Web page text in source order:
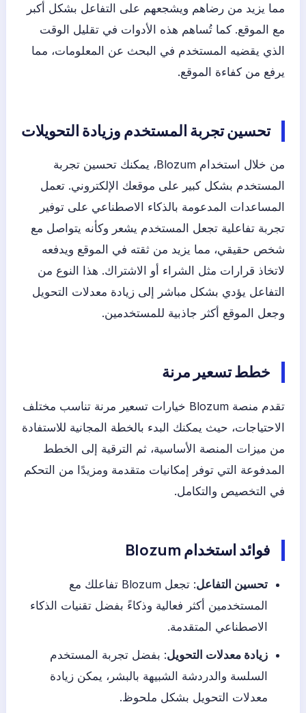
مما يزيد من رضاهم ويشجعهم على التفاعل بشكل أكبر
مع الموقع. كما تُساهم هذه الأدوات في تقليل الوقت
الذي يقضيه المستخدم في البحث عن المعلومات، مما
يرفع من كفاءة الموقع.
تحسين تجربة المستخدم وزيادة التحويلات
من خلال استخدام Blozum، يمكنك تحسين تجربة
المستخدم بشكل كبير على موقعك الإلكتروني. تعمل
المساعدات المدعومة بالذكاء الاصطناعي على توفير
تجربة تفاعلية تجعل المستخدم يشعر وكأنه يتواصل مع
شخص حقيقي، مما يزيد من ثقته في الموقع ويدفعه
لاتخاذ قرارات مثل الشراء أو الاشتراك. هذا النوع من
التفاعل يؤدي بشكل مباشر إلى زيادة معدلات التحويل
وجعل الموقع أكثر جاذبية للمستخدمين.
خطط تسعير مرنة
تقدم منصة Blozum خيارات تسعير مرنة تناسب مختلف
الاحتياجات، حيث يمكنك البدء بالخطة المجانية للاستفادة
من ميزات المنصة الأساسية، ثم الترقية إلى الخطط
المدفوعة التي توفر إمكانيات متقدمة ومزيدًا من التحكم
في التخصيص والتكامل.
فوائد استخدام Blozum
تحسين التفاعل
: تجعل Blozum تفاعلك مع
المستخدمين أكثر فعالية وذكاءً بفضل تقنيات الذكاء
الاصطناعي المتقدمة.
زيادة معدلات التحويل: بفضل تجربة المستخدم
السلسة والدردشة الشبيهة بالبشر، يمكن زيادة
معدلات التحويل بشكل ملحوظ.